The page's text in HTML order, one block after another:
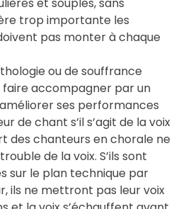
et souples, sans
trop importante les
pas monter à chaque
ou de souffrance
faire accompagner par un
ses performances
de chant s’il s’agit de la voix
des chanteurs en chorale ne
de la voix. S’ils sont
sur le plan technique par
ils ne mettront pas leur voix